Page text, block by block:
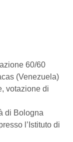
60/60
(Venezuela)
votazione di
di Bologna
l’Istituto di